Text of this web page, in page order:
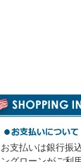
お支払いは銀行振